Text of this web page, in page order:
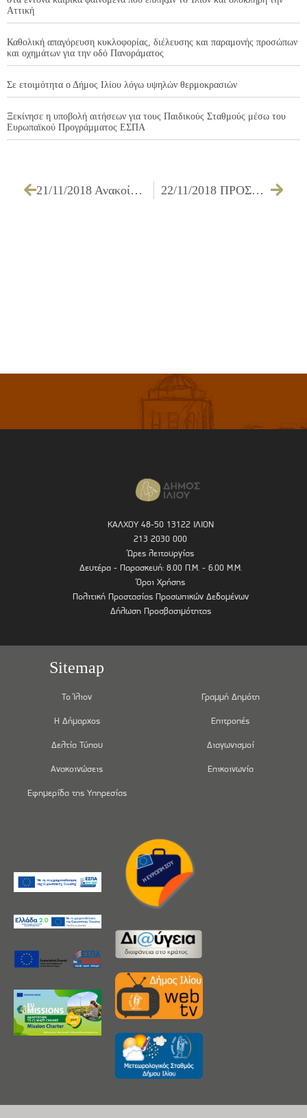
Αττική
Καθολική απαγόρευση κυκλοφορίας, διέλευσης και παραμονής προσώπων
και οχημάτων για την οδό Πανοράματος
Σε ετοιμότητα ο Δήμος Ιλίου λόγω υψηλών θερμοκρασιών
Ξεκίνησε η υποβολή αιτήσεων για τους Παιδικούς Σταθμούς μέσω του
Ευρωπαϊκού Προγράμματος ΕΣΠΑ
21/11/2018 Ανακοίνωση υπ. αριθμ. 42992/21-11-2018 22/11/2018 ΠΡΟΣΚΛΗΣΗ ΤΩΝ ΜΕΛΩΝ ΤΗΣ ΟΙΚΟΝΟΜΙΚΗΣ ΕΠΙΤΡΟΠΗΣ ΓΙΑ ΤΗΝ 26/11/2018
ΚΑΛΧΟΥ 48-50 13122 ΙΛΙΟΝ
213 2030 000
Ώρες λειτουργίας
Δευτέρα - Παρασκευή: 8.00 Π.Μ. - 6.00 Μ.Μ.
Όροι Χρήσης
Πολιτική Προστασίας Προσωπικών Δεδομένων
Δήλωση Προσβασιμότητας
Sitemap
Το Ίλιον
Η Δήμαρχος
Δελτία Τύπου
Ανακοινώσεις
Εφημερίδα της Υπηρεσίας
Γραμμή Δημότη
Επιτροπές
Διαγωνισμοί
Επικοινωνία